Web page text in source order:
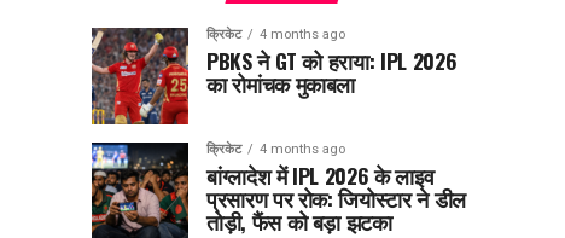
क्रिकेट 4 months ago
PBKS ने GT को हराया: IPL 2026
का रोमांचक मुकाबला
क्रिकेट 4 months ago
बांग्लादेश में IPL 2026 के लाइव
प्रसारण पर रोक: जियोस्टार ने डील
तोड़ी, फैंस को बड़ा झटका